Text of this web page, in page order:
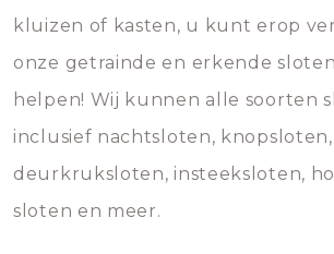
kluizen of kasten, u kunt erop
onze getrainde en erkende
helpen! Wij kunnen alle soorten
inclusief nachtsloten, knopsloten,
deurkruksloten, insteeksloten,
sloten en meer.